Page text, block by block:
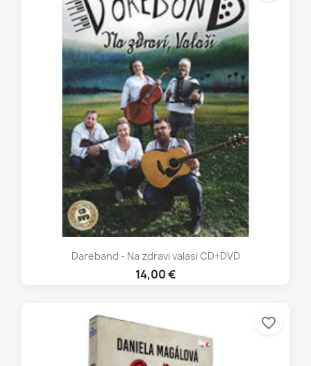
Dareband - Na zdravi valasi CD+DVD
14,00 €
favorite_border